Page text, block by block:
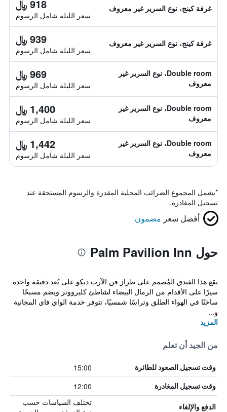
غرفة كينج، نوع السرير غير معروف 918 ﷼
سعر الليلة شامل الرسوم
غرفة كينج، نوع السرير غير معروف 939 ﷼
سعر الليلة شامل الرسوم
Double room، نوع السرير غير
معروف
969 ﷼
سعر الليلة شامل الرسوم
Double room، نوع السرير غير
معروف
1,400 ﷼
سعر الليلة شامل الرسوم
Double room، نوع السرير غير
معروف
1,442 ﷼
سعر الليلة شامل الرسوم
*يشمل المجموع الضرائب المحلية المقدرة والرسوم المستحقة عند
تسجيل المغادرة.
أفضل سعر مضمون
حول Palm Pavilion Inn
يقع هذا الفندق المُصمم على طراز فن الآرت ديكو على بُعد دقيقة واحدة
سيرًا على الأقدام من الرمال البيضاء لشاطئ كليرووتر ويضم مسبحًا
ساخنًا في الهواء الطلق وتراسًا شمسيًا، تتوفر خدمة الواي فاي المجانية
و...
المزيد
من الجيد أن تعلم
وقت تسجيل الصعود للطائرة 15:00
وقت تسجيل المغادرة 12:00
الدفع والإلغاء
تختلف السياسات حسب